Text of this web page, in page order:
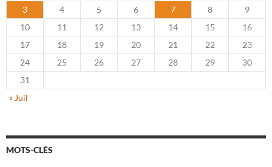
3
4 5 6 7 8
9
10
11 12 13 14 15
16
17
18 19 20 21 22
23
24
25 26 27 28 29
30
31
« Juil
MOTS-CLÉS